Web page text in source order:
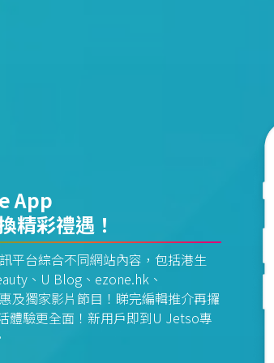
App
精彩禮遇！
平台綜合不同網站內容，包括港生
、U Blog、ezone.hk、
及獨家影片節目！睇完編輯推介再攞
體驗更全面！新用戶即到U Jetso專